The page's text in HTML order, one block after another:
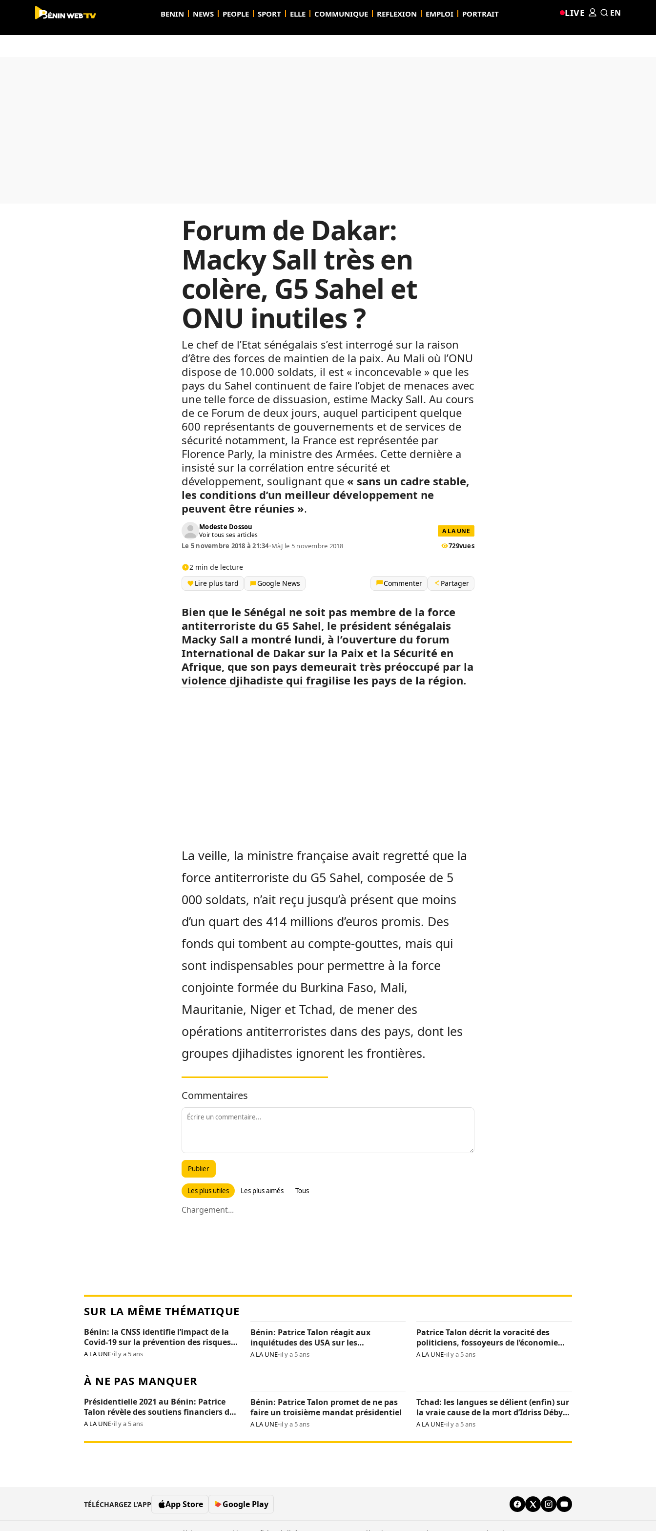
BENIN NEWS PEOPLE SPORT ELLE COMMUNIQUE REFLEXION EMPLOI PORTRAIT LIVE EN
Forum de Dakar:
Macky Sall très en
colère, G5 Sahel et
ONU inutiles ?
Le chef de l’Etat sénégalais s’est interrogé sur la raison
d’être des forces de maintien de la paix. Au Mali où l’ONU
dispose de 10.000 soldats, il est « inconcevable » que les
pays du Sahel continuent de faire l’objet de menaces avec
une telle force de dissuasion, estime Macky Sall. Au cours
de ce Forum de deux jours, auquel participent quelque
600 représentants de gouvernements et de services de
sécurité notamment, la France est représentée par
Florence Parly, la ministre des Armées. Cette dernière a
insisté sur la corrélation entre sécurité et
développement, soulignant que « sans un cadre stable,
les conditions d’un meilleur développement ne
peuvent être réunies ».
Modeste Dossou
Voir tous ses articles A LA UNE
Le 5 novembre 2018 à 21:34•MàJ le 5 novembre 2018 729vues
2 min de lecture
Lire plus tard
Google News Commenter Partager
Bien que le Sénégal ne soit pas membre de la force
antiterroriste du G5 Sahel, le président sénégalais
Macky Sall a montré lundi, à l’ouverture du forum
International de Dakar sur la Paix et la Sécurité en
Afrique, que son pays demeurait très préoccupé par la
violence djihadiste qui fragilise les pays de la région.
La veille, la ministre française avait regretté que la
force antiterroriste du G5 Sahel, composée de 5
000 soldats, n’ait reçu jusqu’à présent que moins
d’un quart des 414 millions d’euros promis. Des
fonds qui tombent au compte-gouttes, mais qui
sont indispensables pour permettre à la force
conjointe formée du Burkina Faso, Mali,
Mauritanie, Niger et Tchad, de mener des
opérations antiterroristes dans des pays, dont les
groupes djihadistes ignorent les frontières.
Commentaires
Publier
Les plus utiles Les plus aimés Tous
Chargement...
SUR LA MÊME THÉMATIQUE
Bénin: la CNSS identifie l’impact de la
Covid-19 sur la prévention des risques
professionnels
A LA UNE•il y a 5 ans
Bénin: Patrice Talon réagit aux
inquiétudes des USA sur les
« arrestations d’opposants »
A LA UNE•il y a 5 ans
Patrice Talon décrit la voracité des
politiciens, fossoyeurs de l’économie
béninoise
A LA UNE•il y a 5 ans
À NE PAS MANQUER
Présidentielle 2021 au Bénin: Patrice
Talon révèle des soutiens financiers de
Réckya Madougou
A LA UNE•il y a 5 ans
Bénin: Patrice Talon promet de ne pas
faire un troisième mandat présidentiel
A LA UNE•il y a 5 ans
Tchad: les langues se délient (enfin) sur
la vraie cause de la mort d’Idriss Déby
Itno
A LA UNE•il y a 5 ans
TÉLÉCHARGEZ L’APP App Store Google Play